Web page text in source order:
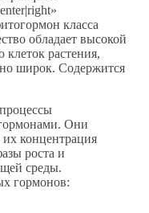
класса
обладает высокой
клеток растения,
широк. Содержится
Они
концентрация
роста и
среды.
гормонов: